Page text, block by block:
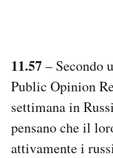
11.57– Secondo
Public Opinion
settimana in
pensano che il
attivamente i